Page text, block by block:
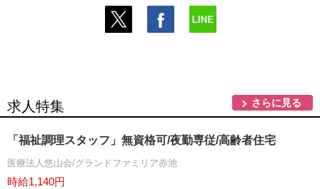
求人特集 さらに見る
「福祉調理スタッフ」無資格可/夜勤専従/高齢者住宅
医療法人悠山会/グランドファミリア赤池
時給1,140円